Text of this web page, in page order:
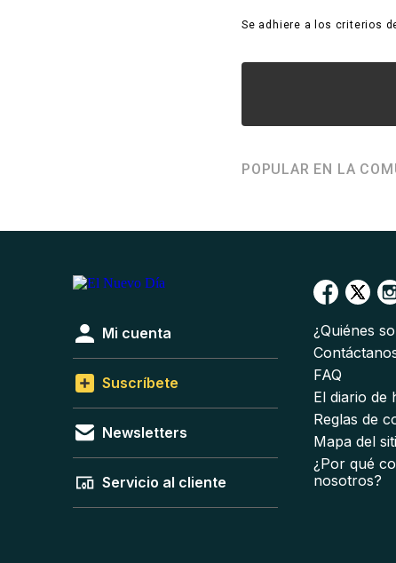
Se adhiere a los criterios
POPULAR EN LA
Mi cuenta
Suscríbete
Newsletters
Servicio al cliente
¿Quiénes
FAQ
El diario de
Reglas de
Mapa del
¿Por qué
nosotros?